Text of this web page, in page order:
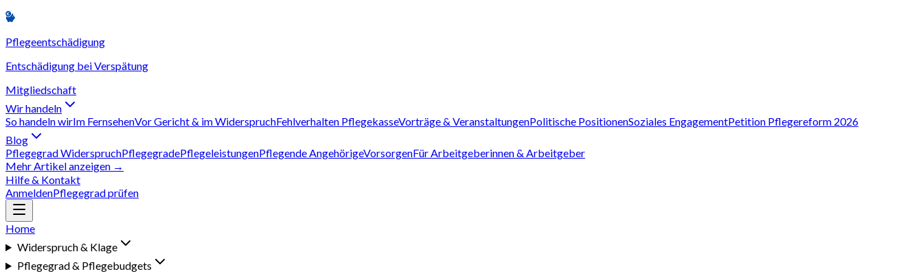
Pflegeentschädigung
Entschädigung bei Verspätung
Mitgliedschaft
Wir handeln
So handeln wirIm FernsehenVor Gericht & im WiderspruchFehlverhalten PflegekasseVorträge & VeranstaltungenPolitische PositionenSoziales EngagementPetition Pflegereform 2026
Blog
Pflegegrad WiderspruchPflegegradePflegeleistungenPflegende AngehörigeVorsorgenFür Arbeitgeberinnen & Arbeitgeber
Mehr Artikel anzeigen →
Hilfe & Kontakt
AnmeldenPflegegrad prüfen
Home
Widerspruch & Klage
Pflegegrad & Pflegebudgets